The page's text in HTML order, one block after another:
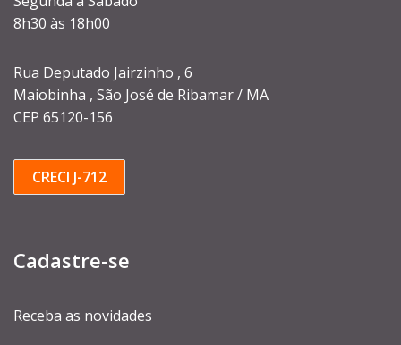
8h30 às 18h00
Rua Deputado Jairzinho , 6
Maiobinha , São José de Ribamar / MA
CEP 65120-156
CRECI J-712
Cadastre-se
Receba as novidades